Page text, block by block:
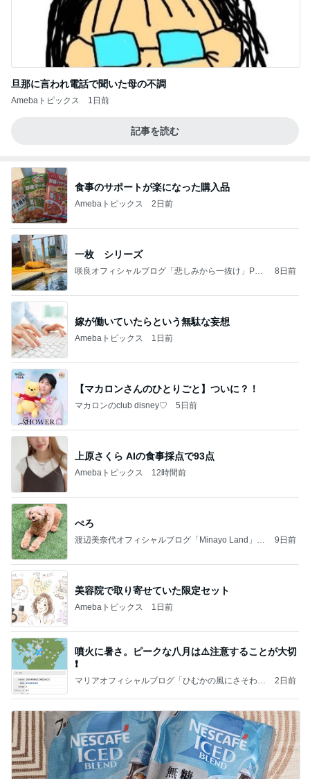
旦那に言われ電話で聞いた母の不調
Amebaトピックス 1日前
記事を読む
食事のサポートが楽になった購入品
Amebaトピックス 2日前
一枚 シリーズ
咲良オフィシャルブログ「悲しみから一抜け」Pow
8日前
嫁が働いていたらという無駄な妄想
Amebaトピックス 1日前
【マカロンさんのひとりごと】ついに？！
マカロンのclub disney♡ 5日前
上原さくら AIの食事採点で93点
Amebaトピックス 12時間前
ぺろ
渡辺美奈代オフィシャルブログ「Minayo Land」P
9日前
美容院で取り寄せていた限定セット
Amebaトピックス 1日前
噴火に暑さ。ピークな八月は⚠️注意することが大切
❗️
マリアオフィシャルブログ「ひむかの風にさそわれ
2日前